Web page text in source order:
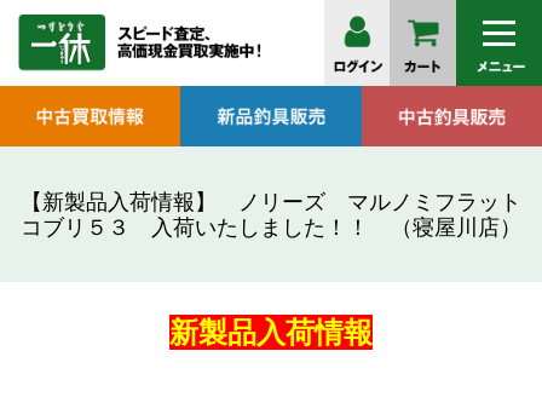
【新製品入荷情報】 ノリーズ マルノミフラット
コブリ５３ 入荷いたしました！！ （寝屋川店）
新製品入荷情報